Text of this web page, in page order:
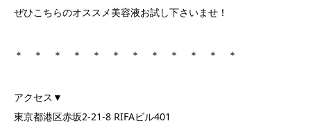
ぜひこちらのオススメ美容液お試し下さいませ！
＊ ＊ ＊ ＊ ＊ ＊ ＊ ＊ ＊ ＊ ＊ ＊
アクセス▼
東京都港区赤坂2-21-8 RIFAビル401